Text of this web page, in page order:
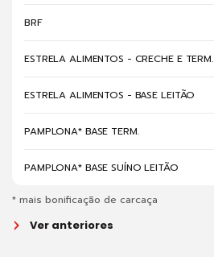
BRF
ESTRELA ALIMENTOS - CRECHE E TERM.
ESTRELA ALIMENTOS - BASE LEITÃO
PAMPLONA* BASE TERM.
PAMPLONA* BASE SUÍNO LEITÃO
* mais bonificação de carcaça
Ver anteriores